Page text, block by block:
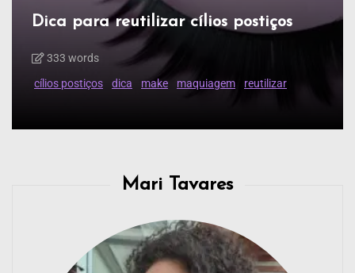
Dica para reutilizar cílios postiços
333 words
cílios postiços dica make maquiagem reutilizar
Mari Tavares